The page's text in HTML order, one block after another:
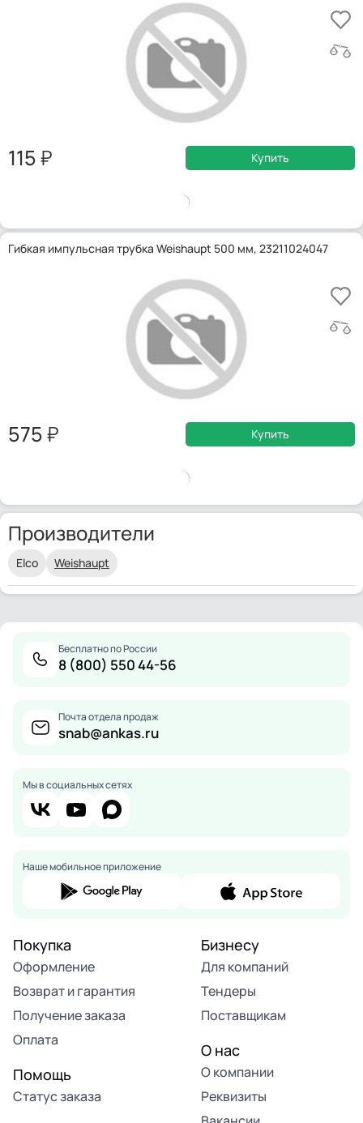
115 Купить
Гибкая импульсная трубка Weishaupt 500 мм, 23211024047
575 Купить
Производители
Elco Weishaupt
Бесплатно по России
8 (800) 550 44-56
Почта отдела продаж
snab@ankas.ru
Мы в социальных сетях
Наше мобильное приложение
Покупка
Оформление
Возврат и гарантия
Получение заказа
Оплата
Помощь
Статус заказа
Бизнесу
Для компаний
Тендеры
Поставщикам
О нас
О компании
Реквизиты